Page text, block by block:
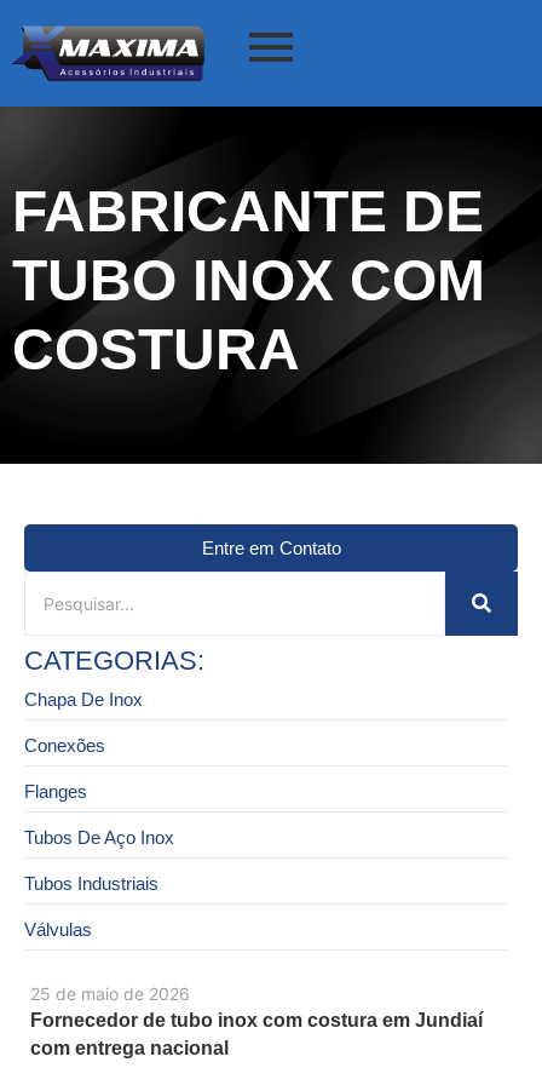
FABRICANTE DE
TUBO INOX COM
COSTURA
25 de maio de 2026
Fornecedor de tubo inox com costura em Jundiaí
com entrega nacional
Entre em Contato
CATEGORIAS:
Chapa De Inox
Conexões
Flanges
Tubos De Aço Inox
Tubos Industriais
Válvulas